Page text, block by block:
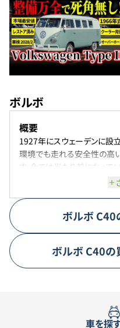
ボルボ
概要
1927年にスウェーデンに設
環境でも走れる安全性の高
す。今では当たり前になっ
開発を行い、特許まで取得
あり、大人っぽい落ち着い
代表車種
代表的な車種は、V60。ボル
ージがあり、現在は、当ボデ
ズによって40、60、90等に
ており、ボルボの中でもト
ています。アウトドア仕様の
ボルボC40
ボルボC40の
車を探